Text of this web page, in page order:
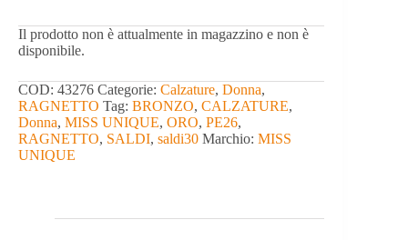
Il prodotto non è attualmente in magazzino e non è
disponibile.
COD: 43276 Categorie: Calzature, Donna,
RAGNETTO Tag: BRONZO, CALZATURE,
Donna, MISS UNIQUE, ORO, PE26,
RAGNETTO, SALDI, saldi30 Marchio: MISS
UNIQUE